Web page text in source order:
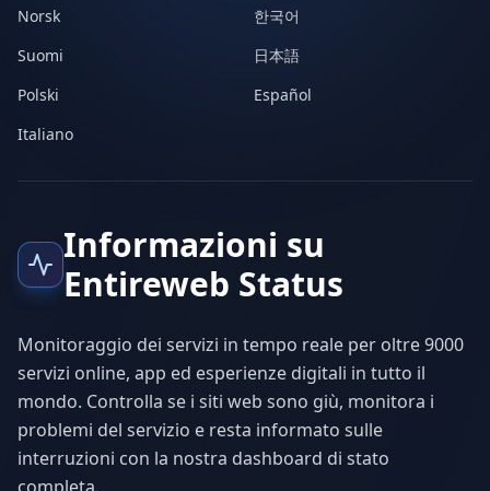
Norsk
한국어
Suomi
日本語
Polski
Español
Italiano
Informazioni su
Entireweb Status
Monitoraggio dei servizi in tempo reale per oltre 9000
servizi online, app ed esperienze digitali in tutto il
mondo. Controlla se i siti web sono giù, monitora i
problemi del servizio e resta informato sulle
interruzioni con la nostra dashboard di stato